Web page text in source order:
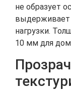
не образует
выдерживает
нагрузки.
10 мм для